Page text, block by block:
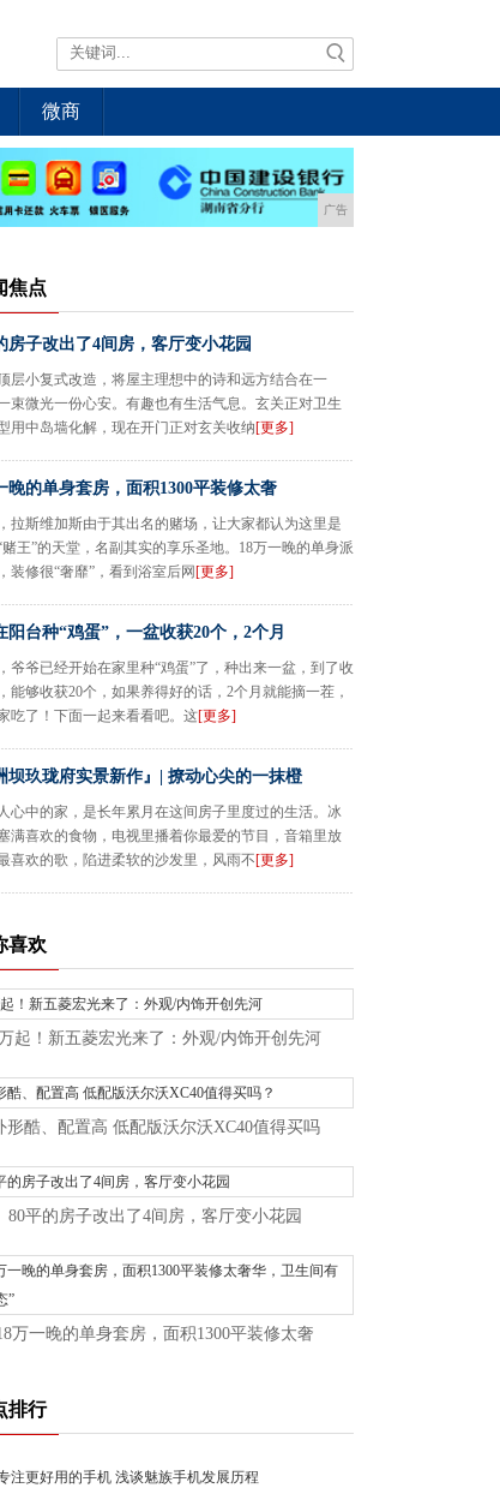
微商
广告
焦点
房子改出了4间房，客厅变小花园
层小复式改造，将屋主理想中的诗和远方结合在一
束微光一份心安。有趣也有生活气息。玄关正对卫生
用中岛墙化解，现在开门正对玄关收纳[更多]
晚的单身套房，面积1300平装修太奢
拉斯维加斯由于其出名的赌场，让大家都认为这里是
赌王”的天堂，名副其实的享乐圣地。18万一晚的单身派
装修很“奢靡”，看到浴室后网 [更多]
阳台种“鸡蛋”，一盆收获20个，2个月
爷爷已经开始在家里种“鸡蛋”了，种出来一盆，到了收
能够收获20个，如果养得好的话，2个月就能摘一茬，
吃了！下面一起来看看吧。这[更多]
坝玖珑府实景新作』| 撩动心尖的一抹橙
心中的家，是长年累月在这间房子里度过的生活。冰
满喜欢的食物，电视里播着你最爱的节目，音箱里放
喜欢的歌，陷进柔软的沙发里，风雨不[更多]
喜欢
起！新五菱宏光来了：外观/内饰开创先河
形酷、配置高 低配版沃尔沃XC40值得买吗
80平的房子改出了4间房，客厅变小花园
万一晚的单身套房，面积1300平装修太奢
排行
注更好用的手机 浅谈魅族手机发展历程